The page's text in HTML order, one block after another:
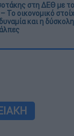
στη ΔΕΘ με
Το οικονομικό
και η